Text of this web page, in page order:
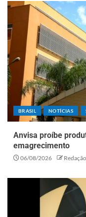
BRASIL NOTÍCIAS
Anvisa proíbe
emagrecimento
06/08/2026 Redação